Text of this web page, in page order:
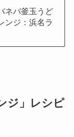
ネバ釜玉うど
ンジ：浜名ラ
ジ」レシピ